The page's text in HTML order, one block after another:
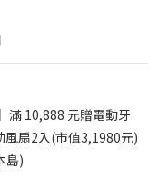
滿 10,888 元贈電動牙
扇2入(市值3,1980元)
島)